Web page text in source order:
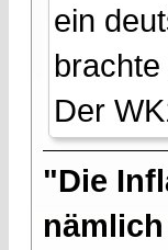
ein
Der
"Die